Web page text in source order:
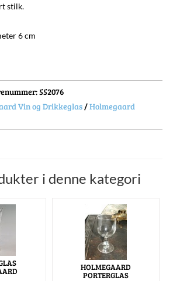
stilk.
6 cm
: 552076
Vin og Drikkeglas /Holmegaard
i denne kategori
HOLMEGAARD
PORTERGLAS